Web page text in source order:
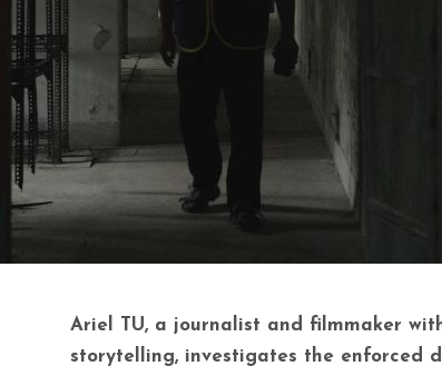
Ariel TU, a journalist and filmmaker
storytelling, investigates the enforced